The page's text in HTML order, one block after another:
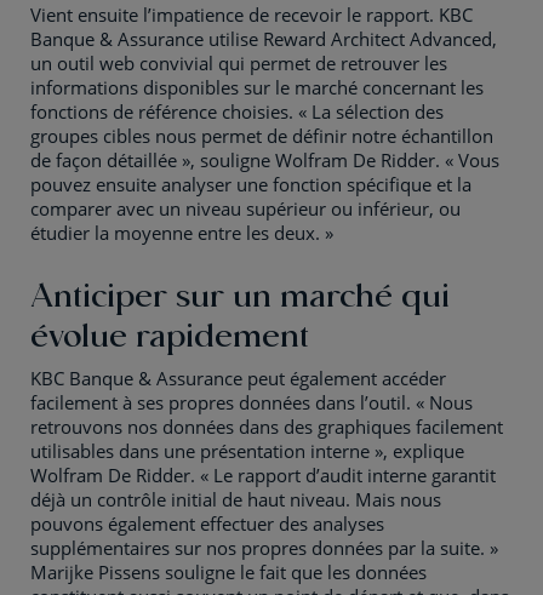
Vient ensuite l’impatience de recevoir le rapport. KBC
Banque & Assurance utilise Reward Architect Advanced,
un outil web convivial qui permet de retrouver les
informations disponibles sur le marché concernant les
fonctions de référence choisies. « La sélection des
groupes cibles nous permet de définir notre échantillon
de façon détaillée », souligne Wolfram De Ridder. « Vous
pouvez ensuite analyser une fonction spécifique et la
comparer avec un niveau supérieur ou inférieur, ou
étudier la moyenne entre les deux. »
Anticiper sur un marché qui
évolue rapidement
KBC Banque & Assurance peut également accéder
facilement à ses propres données dans l’outil. « Nous
retrouvons nos données dans des graphiques facilement
utilisables dans une présentation interne », explique
Wolfram De Ridder. « Le rapport d’audit interne garantit
déjà un contrôle initial de haut niveau. Mais nous
pouvons également effectuer des analyses
supplémentaires sur nos propres données par la suite. »
Marijke Pissens souligne le fait que les données